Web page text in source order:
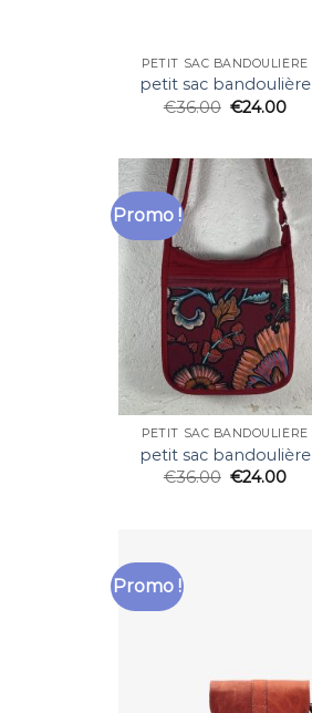
PETIT SAC BANDOULIÈRE
petit sac bandoulière
€36.00 €24.00
Promo !
PETIT SAC BANDOULIÈRE
petit sac bandoulière
€36.00 €24.00
Promo !